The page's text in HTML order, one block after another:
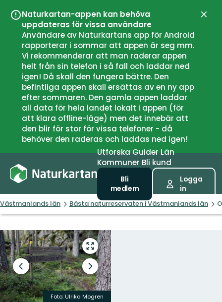
Naturkartan-appen kan behöva
uppdateras för vissa användare
Användare av Naturkartans app för Android
rapporterar i sommar att appen är seg mm.
Vi rekommenderar att man raderar appen
helt från sin telefon i så fall och laddar ned
igen! Då skall den fungera bättre. Den
befintliga appen skall ersättas av en ny app
efter sommaren. Den gamla appen laddar
all data för hela landet lokalt i appen (för
att klara offline-läge) men det innebär att
den blir för stor för vissa telefoner - då
behöver den raderas och laddas ned igen!
UtforskaGuiderLän
Kommuner Bli kund
Bli
medlem
Logga
in
Västmanlands län Bästa naturreservaten i Västmanlands län
Gå
till
helskärmsläge
Föregående
bild
Nästa
bildspel
Foto: Ulrika Mogren